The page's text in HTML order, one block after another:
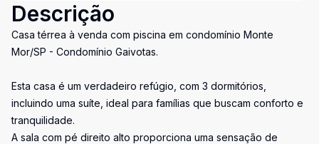
Descrição
Casa térrea à venda com piscina em condomínio Monte
Mor/SP - Condomínio Gaivotas.
Esta casa é um verdadeiro refúgio, com 3 dormitórios,
incluindo uma suíte, ideal para famílias que buscam conforto e
tranquilidade.
A sala com pé direito alto proporciona uma sensação de